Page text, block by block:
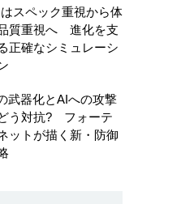
スペック重視から体
質重視へ 進化を支
正確なシミュレーシ
武器化とAIへの攻撃
う対抗? フォーテ
ットが描く新・防御